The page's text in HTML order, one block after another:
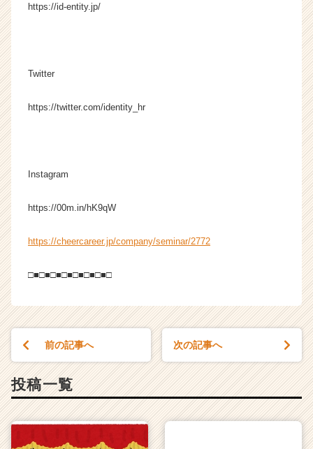
https://id-entity.jp/
Twitter
https://twitter.com/identity_hr
Instagram
https://00m.in/hK9qW
https://cheercareer.jp/company/seminar/2772
□■□■□■□■□■□■□■□
前の記事へ 次の記事へ
投稿一覧